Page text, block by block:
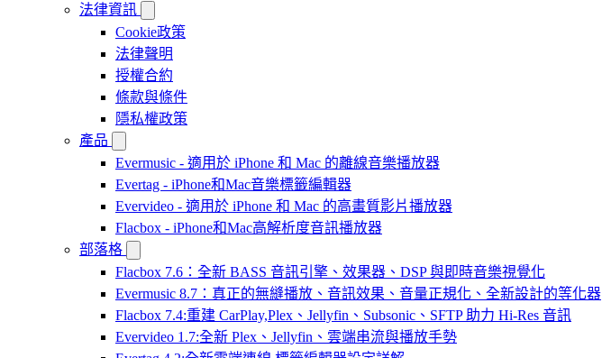
法律資訊
Cookie政策
法律聲明
授權合約
條款與條件
隱私權政策
產品
Evermusic - 適用於 iPhone 和 Mac 的離線音樂播放器
Evertag - iPhone和Mac音樂標籤編輯器
Evervideo - 適用於 iPhone 和 Mac 的高畫質影片播放器
Flacbox - iPhone和Mac高解析度音訊播放器
部落格
Flacbox 7.6：全新 BASS 音訊引擎、效果器、DSP 與即時音樂視覺化
Evermusic 8.7：真正的無縫播放、音訊效果、音量正規化、全新設計的等化器
Flacbox 7.4:重建 CarPlay,Plex、Jellyfin、Subsonic、SFTP 助力 Hi-Res 音訊
Evervideo 1.7:全新 Plex、Jellyfin、雲端串流與播放手勢